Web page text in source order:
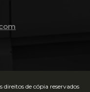
direitos de cópia reservados